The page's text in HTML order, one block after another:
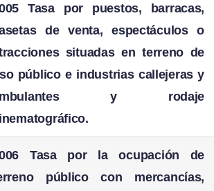
Tasa por puestos, barracas,
de venta, espectáculos o
situadas en terreno de
público e industrias callejeras y
y rodaje
Tasa por la ocupación de
público con mercancías,